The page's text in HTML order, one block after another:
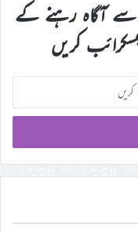
سے آگاہ رہنے کے
کریں